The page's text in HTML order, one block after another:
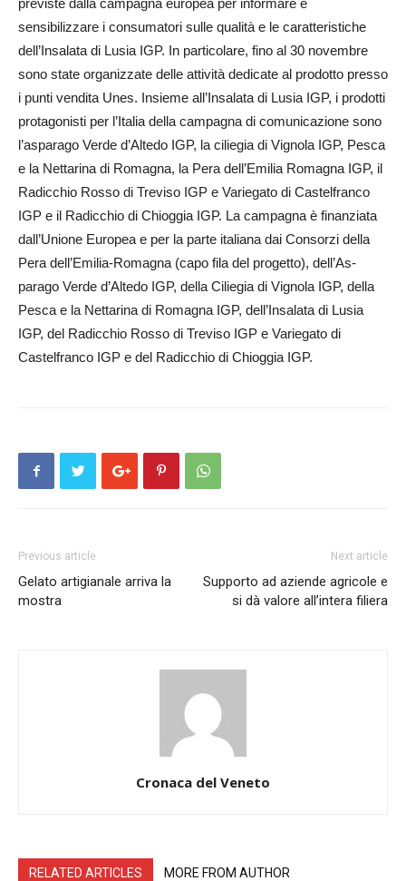
previste dalla campagna europea per informare e
sensibilizzare i consumatori sulle qualità e le caratteristiche
dell’Insalata di Lusia IGP. In particolare, fino al 30 novembre
sono state organizzate delle attività dedicate al prodotto presso
i punti vendita Unes. Insieme all’In­salata di Lusia IGP, i prodotti
protagonisti per l’Italia della campagna di comunicazione sono
l’asparago Verde d’Altedo IGP, la ciliegia di Vignola IGP, Pesca
e la Nettarina di Romagna, la Pera dell’Emilia Romagna IGP, il
Radicchio Rosso di Treviso IGP e Variegato di Cas­telfranco
IGP e il Radicchio di Chioggia IGP. La campagna è finanziata
dall’Unione Eu­ropea e per la parte italiana dai Consorzi della
Pera dell’Emilia-Romagna (capo fila del progetto), dell’As­
parago Verde d’Altedo IGP, della Ciliegia di Vignola IGP, della
Pesca e la Nettarina di Romagna IGP, dell’Insalata di Lusia
IGP, del Radicchio Rosso di Treviso IGP e Variegato di
Castelfranco IGP e del Radicchio di Chioggia IGP.
Previous article
Gelato artigianale arriva la
mostra
Next article
Supporto ad aziende agricole e
si dà valore all’intera filiera
Cronaca del Veneto
RELATED ARTICLES MORE FROM AUTHOR